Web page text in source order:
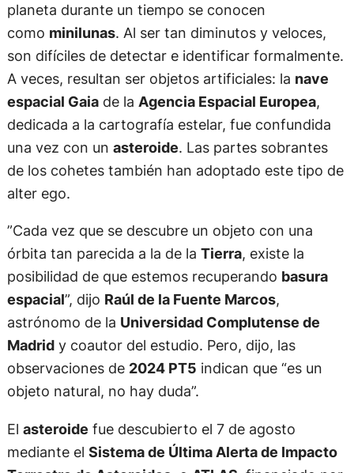
planeta durante un tiempo se conocen
como minilunas. Al ser tan diminutos y veloces,
son difíciles de detectar e identificar formalmente.
A veces, resultan ser objetos artificiales: la nave
espacial Gaiade la Agencia Espacial Europea,
dedicada a la cartografía estelar, fue confundida
una vez con un asteroide. Las partes sobrantes
de los cohetes también han adoptado este tipo de
alter ego.
”Cada vez que se descubre un objeto con una
órbita tan parecida a la de la Tierra, existe la
posibilidad de que estemos recuperando basura
espacial”, dijo Raúl de la Fuente Marcos,
astrónomo de la Universidad Complutense de
Madridy coautor del estudio. Pero, dijo, las
observaciones de 2024 PT5 indican que “es un
objeto natural, no hay duda”.
El asteroide fue descubierto el 7 de agosto
mediante el Sistema de Última Alerta de Impacto